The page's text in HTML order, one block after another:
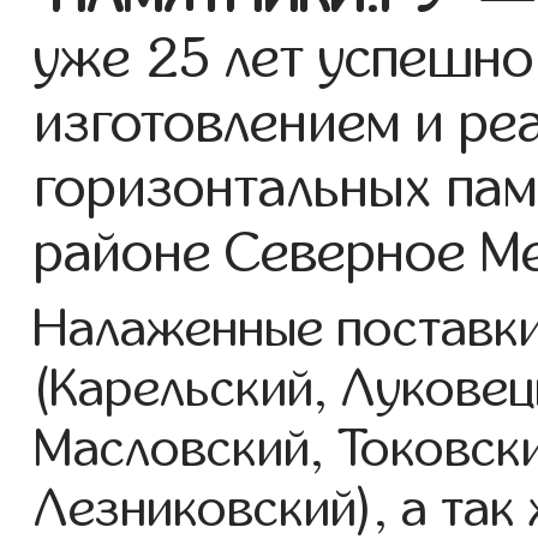
уже 25 лет
изготовлением и
горизонтальных
районе Северное
Налаженные
(Карельский,
Масловский,
Лезниковский), а